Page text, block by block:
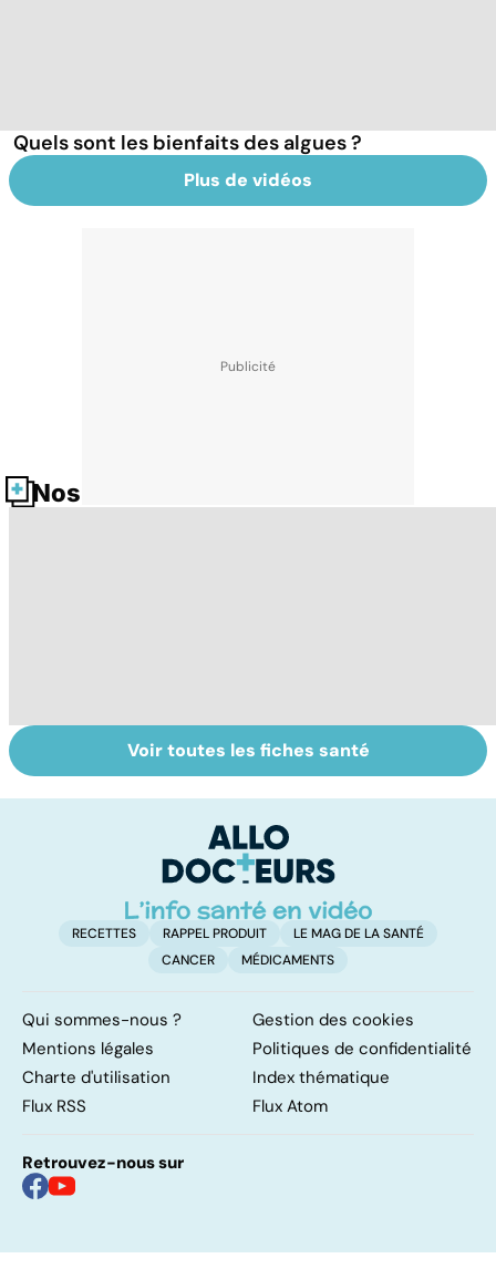
Quels sont les bienfaits des algues ?
Plus de vidéos
Nos fiches santé
Troubles anxieux,
une anxiété
Un rhume, ça se
soigne ?
Voir toutes les fiches santé
RECETTES RAPPEL PRODUIT
LE MAG DE LA SANTÉ
CANCER
MÉDICAMENTS
Qui sommes-nous ?
Gestion des cookies
Mentions légales
Politiques de confidentialité
Charte d'utilisation
Index thématique
Flux RSS
Flux Atom
Retrouvez-nous sur